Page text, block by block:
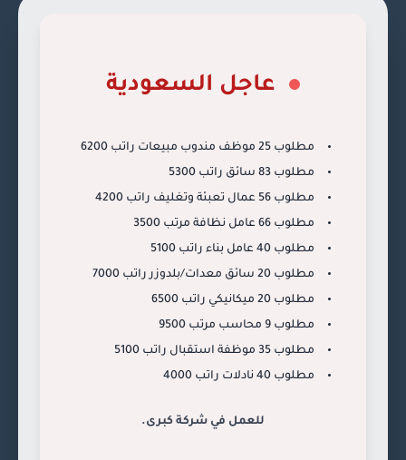
عاجل السعودية
مطلوب 25 موظف مندوب مبيعات راتب 6200
مطلوب 83 سائق راتب 5300
مطلوب 56 عمال تعبئة وتغليف راتب 4200
مطلوب 66 عامل نظافة مرتب 3500
مطلوب 40 عامل بناء راتب 5100
مطلوب 20 سائق معدات/بلدوزر راتب 7000
مطلوب 20 ميكانيكي راتب 6500
مطلوب 9 محاسب مرتب 9500
مطلوب 35 موظفة استقبال راتب 5100
مطلوب 40 نادلات راتب 4000
للعمل في شركة كبرى.